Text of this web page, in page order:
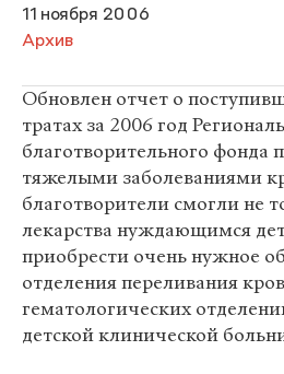
11 ноября 2006
Архив
Обновлен отчет о
тратах за 2006 год
благотворительного фонда
тяжелыми заболеваниями
благотворители смогли не
лекарства нуждающимся
приобрести очень нужное
отделения переливания
гематологических
детской клинической